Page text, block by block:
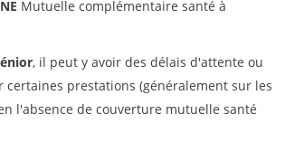
Mutuelle complémentaire santé à
, il peut y avoir des délais d'attente ou
prestations (généralement sur les
l'absence de couverture mutuelle santé